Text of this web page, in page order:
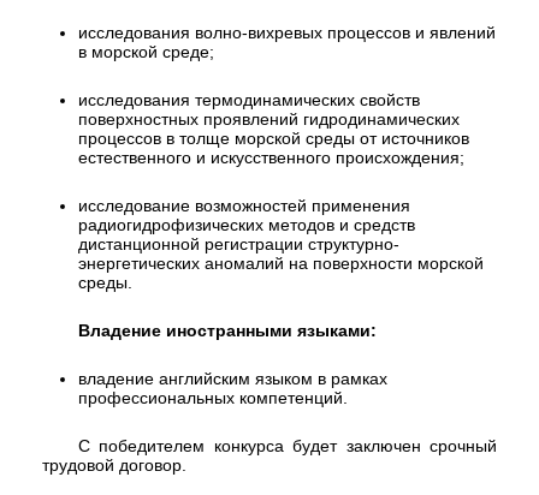
исследования волно-вихревых процессов и явлений
в морской среде;
исследования термодинамических свойств
поверхностных проявлений гидродинамических
процессов в толще морской среды от источников
естественного и искусственного происхождения;
исследование возможностей применения
радиогидрофизических методов и средств
дистанционной регистрации структурно-
энергетических аномалий на поверхности морской
среды.
Владение иностранными языками:
владение английским языком в рамках
профессиональных компетенций.
С победителем конкурса будет заключен срочный
трудовой договор.